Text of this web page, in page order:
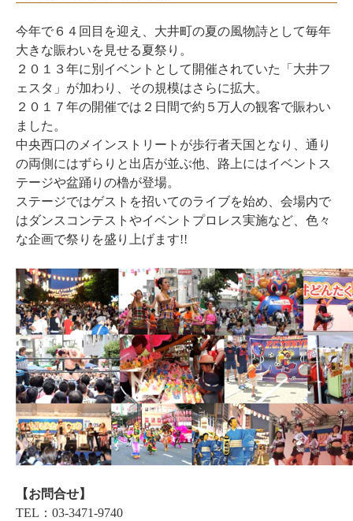
今年で６４回目を迎え、大井町の夏の風物詩として毎年
大きな賑わいを見せる夏祭り。
２０１３年に別イベントとして開催されていた「大井フ
ェスタ」が加わり、その規模はさらに拡大。
２０１７年の開催では２日間で約５万人の観客で賑わい
ました。
中央西口のメインストリートが歩行者天国となり、通り
の両側にはずらりと出店が並ぶ他、路上にはイベントス
テージや盆踊りの櫓が登場。
ステージではゲストを招いてのライブを始め、会場内で
はダンスコンテストやイベントプロレス実施など、色々
な企画で祭りを盛り上げます!!
【お問合せ】
TEL：03-3471-9740